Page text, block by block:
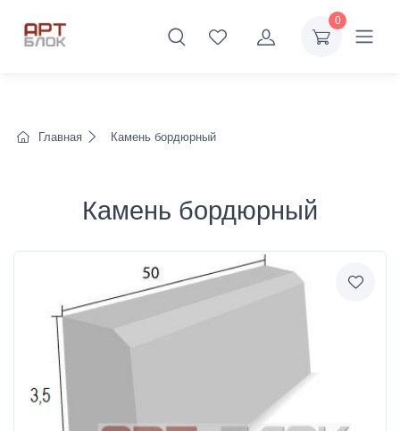
0
Главная Камень бордюрный
Камень бордюрный